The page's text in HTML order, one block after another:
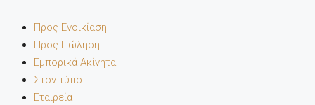
Προς Ενοικίαση
Προς Πώληση
Εμπορικά Ακίνητα
Στον τύπο
Εταιρεία